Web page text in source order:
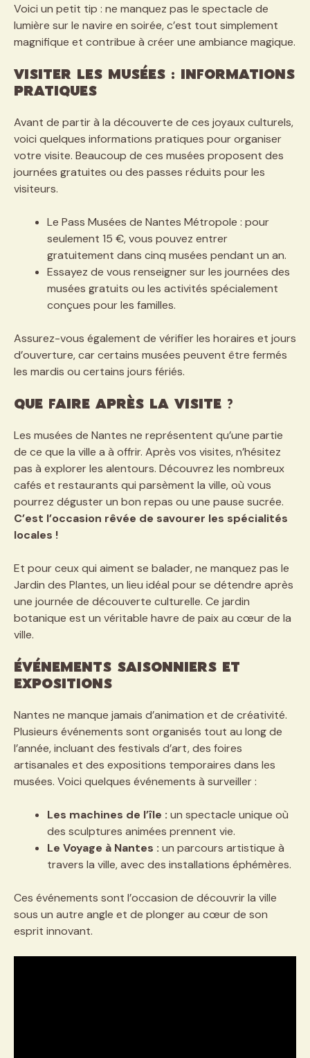
Voici un petit tip : ne manquez pas le spectacle de
lumière sur le navire en soirée, c’est tout simplement
magnifique et contribue à créer une ambiance magique.
Visiter les musées : informations
pratiques
Avant de partir à la découverte de ces joyaux culturels,
voici quelques informations pratiques pour organiser
votre visite. Beaucoup de ces musées proposent des
journées gratuites ou des passes réduits pour les
visiteurs.
Le Pass Musées de Nantes Métropole : pour
seulement 15 €, vous pouvez entrer
gratuitement dans cinq musées pendant un an.
Essayez de vous renseigner sur les journées des
musées gratuits ou les activités spécialement
conçues pour les familles.
Assurez-vous également de vérifier les horaires et jours
d’ouverture, car certains musées peuvent être fermés
les mardis ou certains jours fériés.
Que faire après la visite ?
Les musées de Nantes ne représentent qu’une partie
de ce que la ville a à offrir. Après vos visites, n’hésitez
pas à explorer les alentours. Découvrez les nombreux
cafés et restaurants qui parsèment la ville, où vous
pourrez déguster un bon repas ou une pause sucrée.
C’est l’occasion rêvée de savourer les spécialités
locales !
Et pour ceux qui aiment se balader, ne manquez pas le
Jardin des Plantes, un lieu idéal pour se détendre après
une journée de découverte culturelle. Ce jardin
botanique est un véritable havre de paix au cœur de la
ville.
Événements saisonniers et
expositions
Nantes ne manque jamais d’animation et de créativité.
Plusieurs événements sont organisés tout au long de
l’année, incluant des festivals d’art, des foires
artisanales et des expositions temporaires dans les
musées. Voici quelques événements à surveiller :
Les machines de l’île : un spectacle unique où
des sculptures animées prennent vie.
Le Voyage à Nantes : un parcours artistique à
travers la ville, avec des installations éphémères.
Ces événements sont l’occasion de découvrir la ville
sous un autre angle et de plonger au cœur de son
esprit innovant.